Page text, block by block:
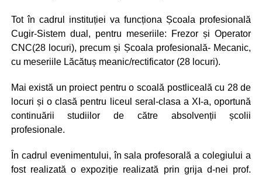
Tot în cadrul instituției va funcționa Școala profesională
Cugir-Sistem dual, pentru meseriile: Frezor și Operator
CNC(28 locuri), precum și Școala profesională- Mecanic,
cu meseriile Lăcătuș meanic/rectificator (28 locuri).
Mai există un proiect pentru o scoală postliceală cu 28 de
locuri și o clasă pentru liceul seral-clasa a XI-a, oportună
continuării studiilor de către absolvenții școlii
profesionale.
În cadrul evenimentului, în sala profesorală a colegiului a
fost realizată o expoziție realizată prin grija d-nei prof.